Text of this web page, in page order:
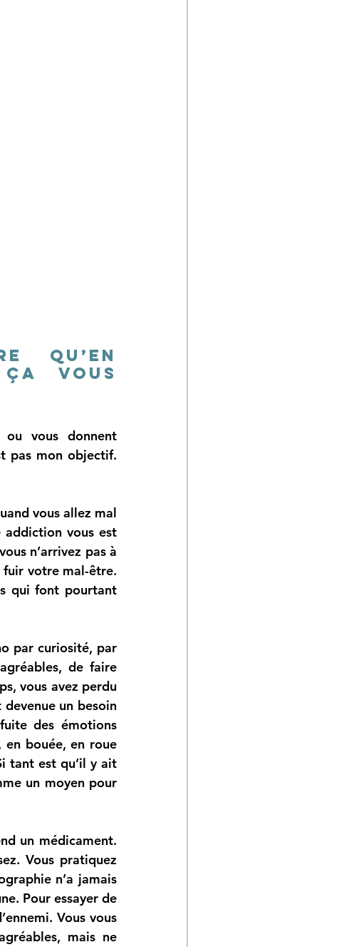
qu’en
vous
vous donnent
pas mon objectif.
vous allez mal
vous est
n’arrivez pas à
fuir votre mal-être.
qui font pourtant
par curiosité, par
de faire
vous avez perdu
un besoin
des émotions
en bouée, en roue
tant est qu’il y ait
un moyen pour
un médicament.
Vous pratiquez
n’a jamais
Pour essayer de
Vous vous
mais ne